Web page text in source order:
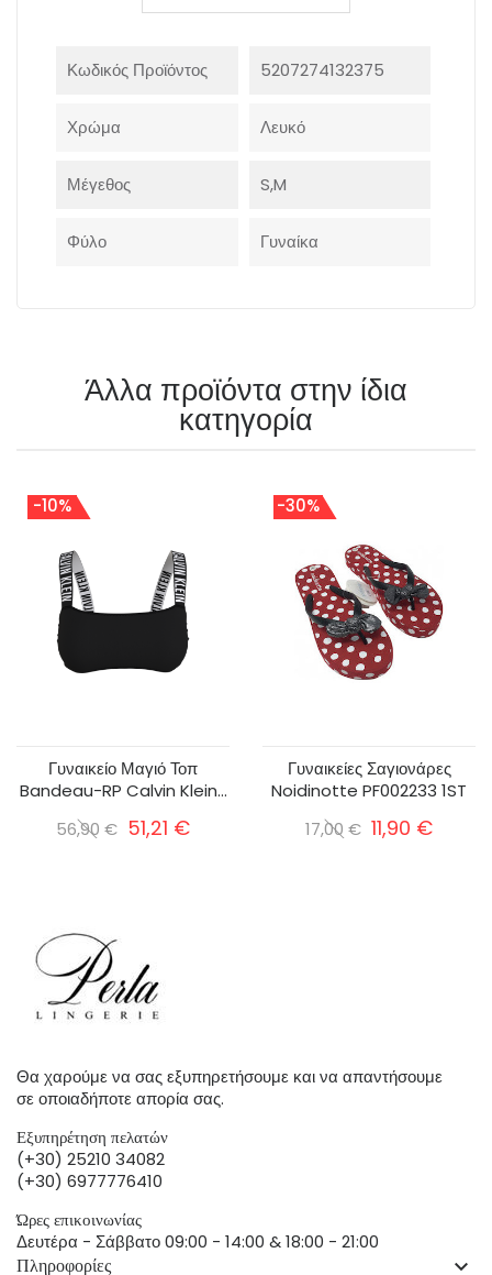
Κωδικός Προϊόντος 5207274132375
Χρώμα Λευκό
Μέγεθος S,M
Φύλο Γυναίκα
Άλλα προϊόντα στην ίδια
κατηγορία
-10%
Γυναικείο Μαγιό Τοπ
Bandeau-RP Calvin Klein...
56,90 € 51,21 €
-30%
Γυναικείες Σαγιονάρες
Noidinotte PF002233 1ST
17,00 € 11,90 €
Θα χαρούμε να σας εξυπηρετήσουμε και να απαντήσουμε
σε οποιαδήποτε απορία σας.
Εξυπηρέτηση πελατών
(+30) 25210 34082
(+30) 6977776410
Ώρες επικοινωνίας
Δευτέρα - Σάββατο 09:00 - 14:00 & 18:00 - 21:00
Πληροφορίες keyboard_arrow_down